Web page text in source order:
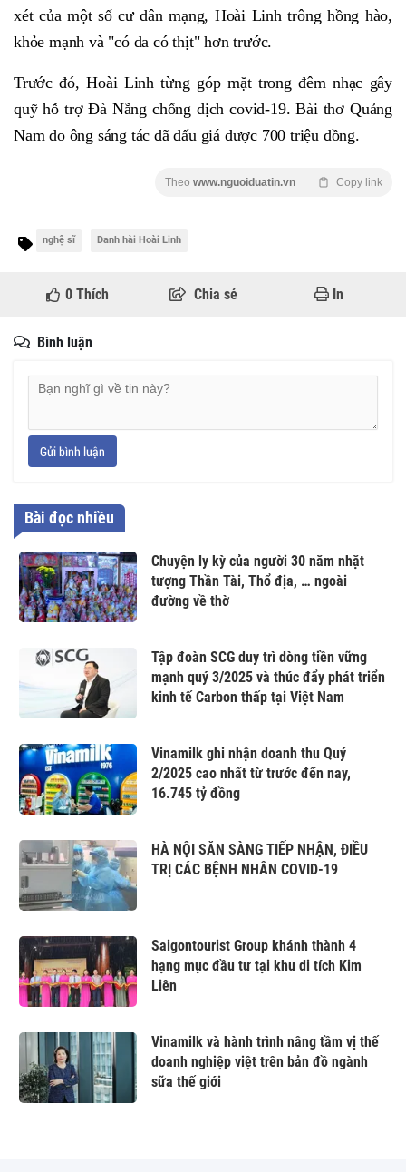
xét của một số cư dân mạng, Hoài Linh trông hồng hào,
khỏe mạnh và "có da có thịt" hơn trước.
Trước đó, Hoài Linh từng góp mặt trong đêm nhạc gây
quỹ hỗ trợ Đà Nẵng chống dịch covid-19. Bài thơ Quảng
Nam do ông sáng tác đã đấu giá được 700 triệu đồng.
Theo www.nguoiduatin.vn Copy link
nghệ sĩ Danh hài Hoài Linh
0Thích Chia sẻ In
Bình luận
Gửi bình luận
Bài đọc nhiều
Chuyện ly kỳ của người 30 năm nhặt
tượng Thần Tài, Thổ địa, … ngoài
đường về thờ
Tập đoàn SCG duy trì dòng tiền vững
mạnh quý 3/2025 và thúc đẩy phát triển
kinh tế Carbon thấp tại Việt Nam
Vinamilk ghi nhận doanh thu Quý
2/2025 cao nhất từ trước đến nay,
16.745 tỷ đồng
HÀ NỘI SẴN SÀNG TIẾP NHẬN, ĐIỀU
TRỊ CÁC BỆNH NHÂN COVID-19
Saigontourist Group khánh thành 4
hạng mục đầu tư tại khu di tích Kim
Liên
Vinamilk và hành trình nâng tầm vị thế
doanh nghiệp việt trên bản đồ ngành
sữa thế giới